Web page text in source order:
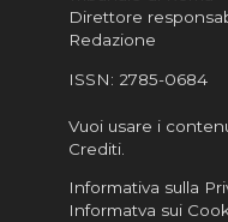
Direttore
Redazione
ISSN: 2785-0684
Vuoi usare i
Crediti.
Informativa sulla
Informatva sui